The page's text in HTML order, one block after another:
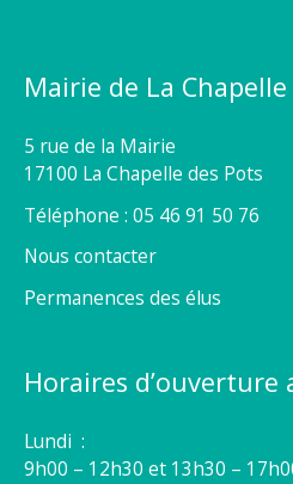
Mairie de La
5 rue de la Mairie
17100 La Chapelle des Pots
Téléphone : 05 46 91 50 76
Nous contacter
Permanences des élus
Horaires d’ouverture
Lundi :
9h00 – 12h30 et 13h30 –